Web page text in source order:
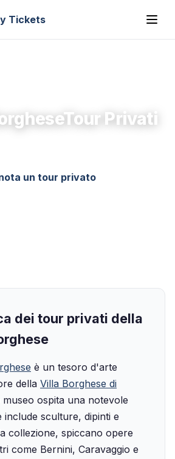
Privati
un tour privato
dei tour privati della
è un tesoro d'arte
della Villa Borghese di
museo ospita una notevole
include sculture, dipinti e
collezione, spiccano opere
come Bernini, Caravaggio e